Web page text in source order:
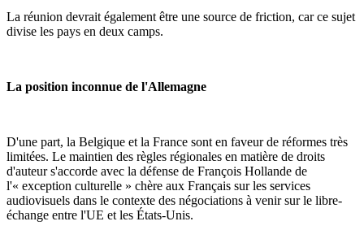
La réunion devrait également être une source de friction, car ce sujet
divise les pays en deux camps.
La position inconnue de l'Allemagne
D'une part, la Belgique et la France sont en faveur de réformes très
limitées. Le maintien des règles régionales en matière de droits
d'auteur s'accorde avec la défense de François Hollande de
l'« exception culturelle » chère aux Français sur les services
audiovisuels dans le contexte des négociations à venir sur le libre-
échange entre l'UE et les États-Unis.